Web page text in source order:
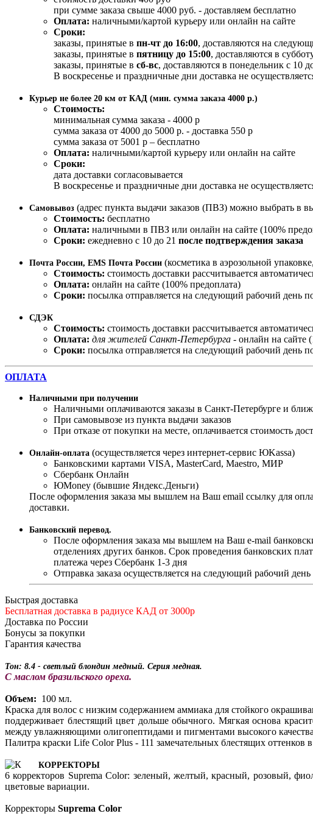
при сумме заказа свыше 4000 руб. - доставляем бесплатно
Оплата: наличными/картой курьеру или онлайн на сайте
Сроки:
заказы, принятые в пн-чт до 16:00, доставляются на
заказы, принятые в пятницу до 15:00, доставляются в
заказы, принятые в сб-вс, доставляются в понедельник с 10
В воскресенье и праздничные дни доставка не
Курьер не более 20 км от КАД (мин. сумма заказа 4000 р.)
Стоимость:
минимальная сумма заказа - 4000 р
сумма заказа от 4000 до 5000 р. - доставка 550 р
сумма заказа от 5001 р – бесплатно
Оплата: наличными/картой курьеру или онлайн на сайте
Сроки:
дата доставки согласовывается
В воскресенье и праздничные дни доставка не
Самовывоз (адрес пункта выдачи заказов (ПВЗ) можно выбрать в
Стоимость: бесплатно
Оплата: наличными в ПВЗ или онлайн на сайте (100%
Сроки: ежедневно с 10 до 21 после подтверждения заказа
Почта России, EMS Почта России (косметика в аэрозольной
Стоимость: стоимость доставки рассчитывается
Оплата: онлайн на сайте (100% предоплата)
Сроки: посылка отправляется на следующий рабочий день
СДЭК
Стоимость: стоимость доставки рассчитывается
Оплата: для жителей Санкт-Петербурга - онлайн на сайте
Сроки: посылка отправляется на следующий рабочий день
ОПЛАТА
Наличными при получении
Наличными оплачиваются заказы в Санкт-Петербурге и
При самовывозе из пункта выдачи заказов
При отказе от покупки на месте, оплачивается стоимость
Онлайн-оплата (осуществляется через интернет-сервис ЮKassa)
Банковскими картами VISA, MasterСard, Maestro, МИР
Сбербанк Онлайн
ЮMoney (бывшие Яндекс.Деньги)
После оформления заказа мы вышлем на Ваш email ссылку для
доставки.
Банковский перевод.
После оформления заказа мы вышлем на Ваш e-mail
отделениях других банков. Срок проведения банковских
платежа через Сбербанк 1-3 дня
Отправка заказа осуществляется на следующий рабочий
Быстрая доставка
Бесплатная доставка в радиусе КАД от 3000р
Доставка по России
Бонусы за покупки
Гарантия качества
Тон: 8.4 - светлый блондин медный. Серия медная.
С маслом бразильского ореха.
Объем: 100 мл.
Краска для волос с низким содержанием аммиака для стойкого
поддерживает блестящий цвет дольше обычного. Мягкая основа
между увлажняющими олигопептидами и пигментами высокого
Палитра краски Life Color Plus - 111 замечательных блестящих
КОРРЕКТОРЫ
6 корректоров Suprema Color: зеленый, желтый, красный, розовый,
цветовые вариации.
Корректоры Suprema Color